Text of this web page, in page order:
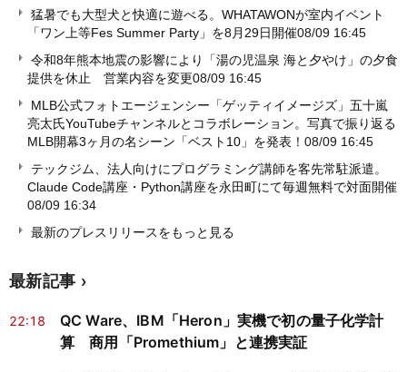
猛暑でも大型犬と快適に遊べる。WHATAWONが室内イベント
「ワン上等Fes Summer Party」を8月29日開催08/09 16:45
令和8年熊本地震の影響により「湯の児温泉 海と夕やけ」の夕食
提供を休止 営業内容を変更08/09 16:45
MLB公式フォトエージェンシー「ゲッティイメージズ」五十嵐
亮太氏YouTubeチャンネルとコラボレーション。写真で振り返る
MLB開幕3ヶ月の名シーン「ベスト10」を発表！ 08/09 16:45
テックジム、法人向けにプログラミング講師を客先常駐派遣。
Claude Code講座・Python講座を永田町にて毎週無料で対面開催
08/09 16:34
最新のプレスリリースをもっと見る
最新記事
22:18
QC Ware、IBM「Heron」実機で初の量子化学計
算 商用「Promethium」と連携実証